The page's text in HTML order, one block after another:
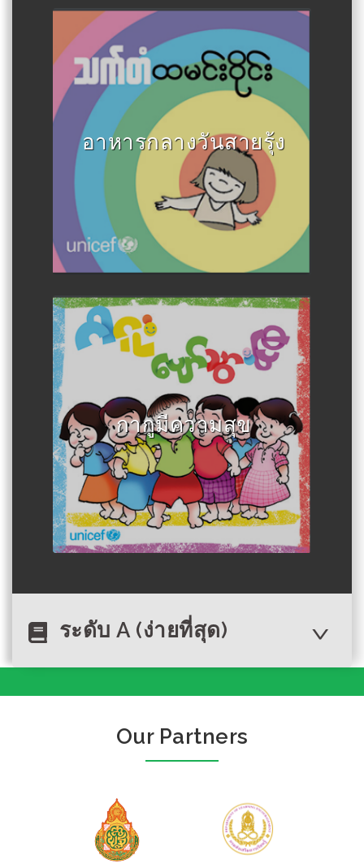
อาหารกลางวันสายรุ้ง
Author :เขียนโดย MOHS, MoE,
MoSWRR, UNICEF
กากูมีความสุข
Author :ดาวเคียงอู (บ้านเด็กก่อน
วัยเรียน)
ระดับ A (ง่ายที่สุด)
เสียงร้อง
Our Partners